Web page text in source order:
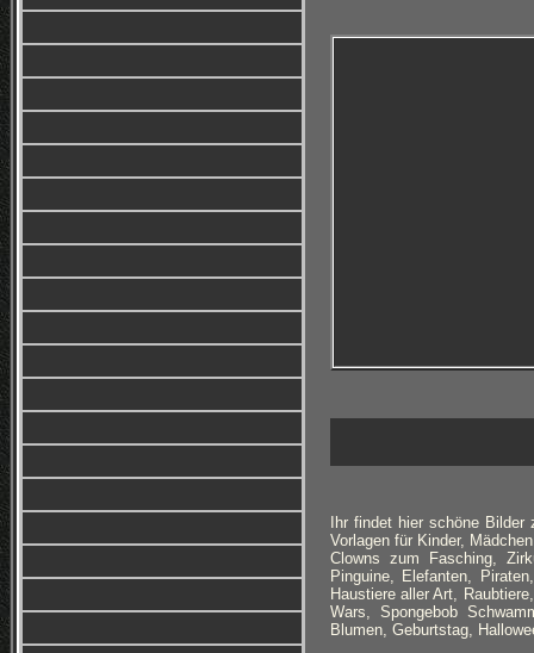
Ihr findet hier schöne
Vorlagen für Kinder,
Clowns zum Fasching,
Pinguine, Elefanten,
Haustiere aller Art,
Wars, Spongebob
Blumen, Geburtstag,